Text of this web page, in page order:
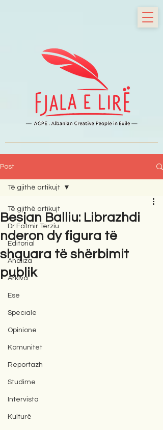
Post
Të gjithë artikujt
Dr Fatmir Terziu
Editorial
Analiza
Arkiva
Ese
Speciale
Opinione
Komunitet
Reportazh
Studime
Intervista
Kulturë
Të gjithë artikujt
Besjan Balliu: Librazhdi
nderon dy figura të
shquara të shërbimit
publik